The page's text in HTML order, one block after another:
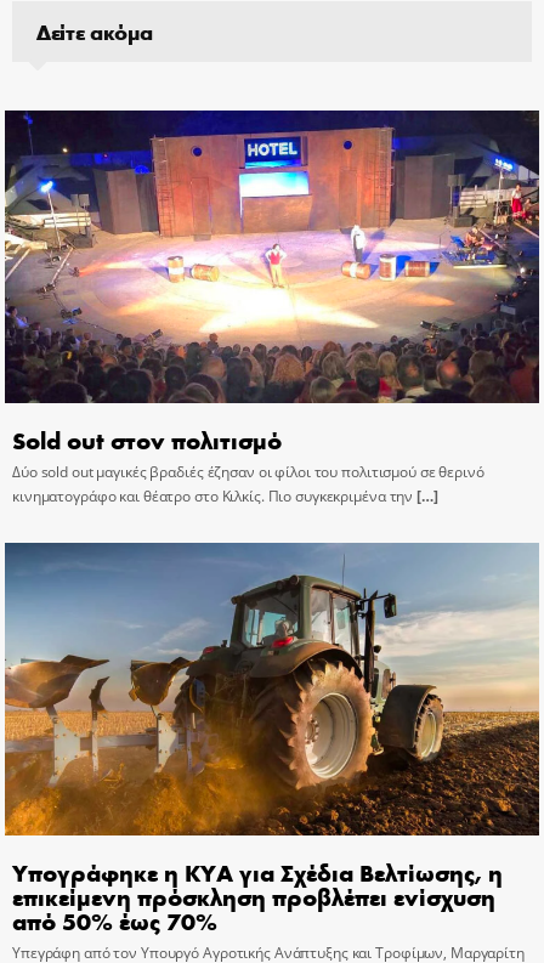
Δείτε ακόμα
Sold out στον πολιτισμό
Δύο sold out μαγικές βραδιές έζησαν οι φίλοι του πολιτισμού σε θερινό
κινηματογράφο και θέατρο στο Κιλκίς. Πιο συγκεκριμένα την […]
Υπογράφηκε η ΚΥΑ για Σχέδια Βελτίωσης, η
επικείμενη πρόσκληση προβλέπει ενίσχυση
από 50% έως 70%
Υπεγράφη από τον Υπουργό Αγροτικής Ανάπτυξης και Τροφίμων, Μαργαρίτη